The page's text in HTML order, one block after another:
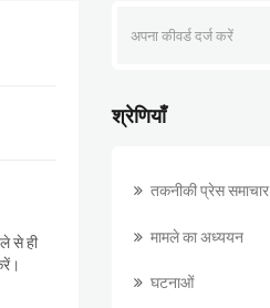
से ही
श्रेणियाँ
तकनीकी प्रेस समाचार
मामले का अध्ययन
घटनाओं